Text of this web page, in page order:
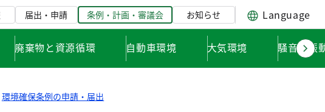
届出・申請 条例・計画・審議会 お知らせ Language
廃棄物と資源循環 自動車環境 大気環境 騒音・振
環境確保条例の申請・届出